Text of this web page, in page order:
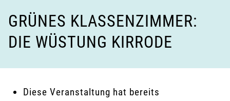
GRÜNES KLASSENZIMMER:
DIE WÜSTUNG KIRRODE
Diese Veranstaltung hat bereits